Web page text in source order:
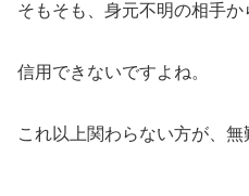
そもそも、身元不明の相手か
信用できないですよね。
これ以上関わらない方が、無